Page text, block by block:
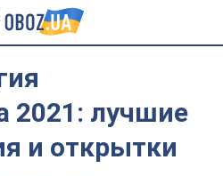
2021: лучшие
и открытки